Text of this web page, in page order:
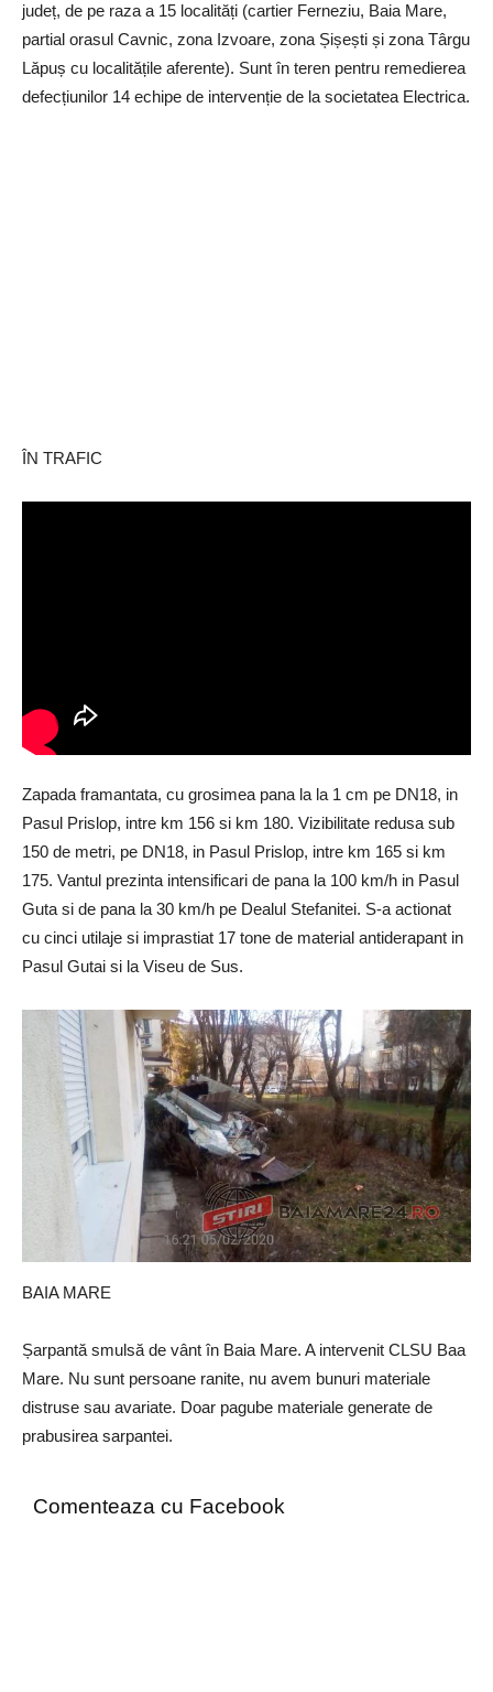
județ, de pe raza a 15 localități (cartier Ferneziu, Baia Mare,
partial orasul Cavnic, zona Izvoare, zona Șișești și zona Târgu
Lăpuș cu localitățile aferente). Sunt în teren pentru remedierea
defecțiunilor 14 echipe de intervenție de la societatea Electrica.
ÎN TRAFIC
Zapada framantata, cu grosimea pana la la 1 cm pe DN18, in
Pasul Prislop, intre km 156 si km 180. Vizibilitate redusa sub
150 de metri, pe DN18, in Pasul Prislop, intre km 165 si km
175. Vantul prezinta intensificari de pana la 100 km/h in Pasul
Guta si de pana la 30 km/h pe Dealul Stefanitei. S-a actionat
cu cinci utilaje si imprastiat 17 tone de material antiderapant in
Pasul Gutai si la Viseu de Sus.
BAIA MARE
Șarpantă smulsă de vânt în Baia Mare. A intervenit CLSU Baa
Mare. Nu sunt persoane ranite, nu avem bunuri materiale
distruse sau avariate. Doar pagube materiale generate de
prabusirea sarpantei.
Comenteaza cu Facebook